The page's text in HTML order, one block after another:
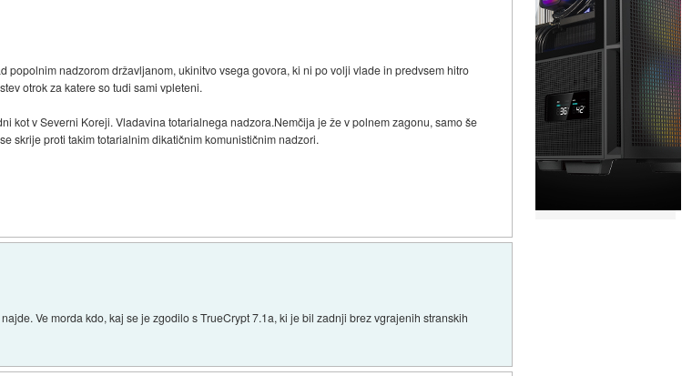
nadzorom državljanom, ukinitvo vsega govora, ki ni po volji vlade in predvsem hitro
otrok za katere so tudi sami vpleteni.
kot v Severni Koreji. Vladavina totarialnega nadzora.Nemčija je že v polnem zagonu, samo še
skrije proti takim totarialnim dikatičnim komunističnim nadzori.
Ve morda kdo, kaj se je zgodilo s TrueCrypt 7.1a, ki je bil zadnji brez vgrajenih stranskih